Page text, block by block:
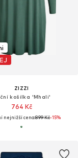
ZIZZI
košilka 'Mhali'
764 Kč
nejnižší cena:899 Kč-15%